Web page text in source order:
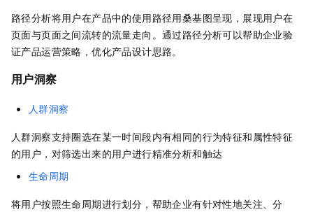
路径分析将用户在产品中的使用路径用桑基图呈现，展现用户在
页面与页面之间流转的流量走向。通过路径分析可以帮助企业验
证产品运营策略，优化产品设计思路。
用户洞察
人群洞察
人群洞察支持圈选在某一时间段内有相同的行为特征和属性特征
的用户，对筛选出来的用户进行精准分析和触达
生命周期
将用户按照生命周期进行划分，帮助企业有针对性地关注、分